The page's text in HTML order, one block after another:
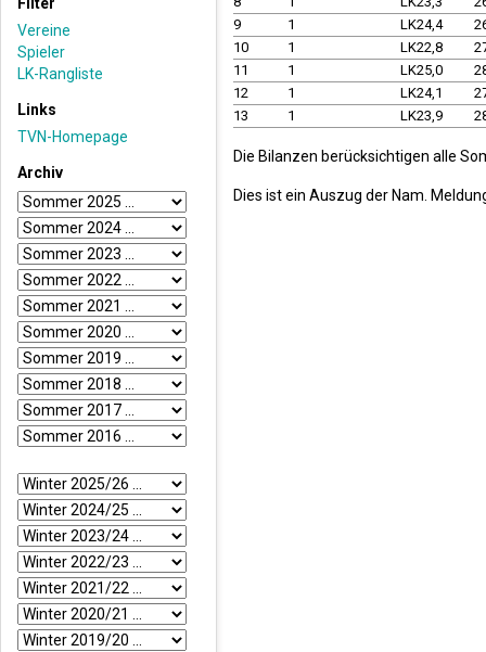
Vereine
Spieler
LK-Rangliste
Links
TVN-Homepage
Archiv
9
1 LK24,4
10
1 LK22,8
11
1 LK25,0
12
1 LK24,1
13
1 LK23,9
Die Bilanzen berücksichtigen alle
Dies ist ein Auszug der Nam.